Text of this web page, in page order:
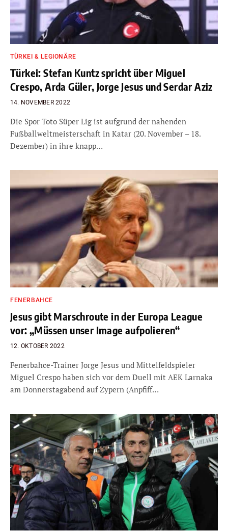
TÜRKEI & LEGIONÄRE
Türkei: Stefan Kuntz spricht über Miguel
Crespo, Arda Güler, Jorge Jesus und Serdar Aziz
14. NOVEMBER 2022
Die Spor Toto Süper Lig ist aufgrund der nahenden
Fußballweltmeisterschaft in Katar (20. November – 18.
Dezember) in ihre knapp…
FENERBAHCE
Jesus gibt Marschroute in der Europa League
vor: „Müssen unser Image aufpolieren“
12. OKTOBER 2022
Fenerbahce-Trainer Jorge Jesus und Mittelfeldspieler
Miguel Crespo haben sich vor dem Duell mit AEK Larnaka
am Donnerstagabend auf Zypern (Anpfiff…